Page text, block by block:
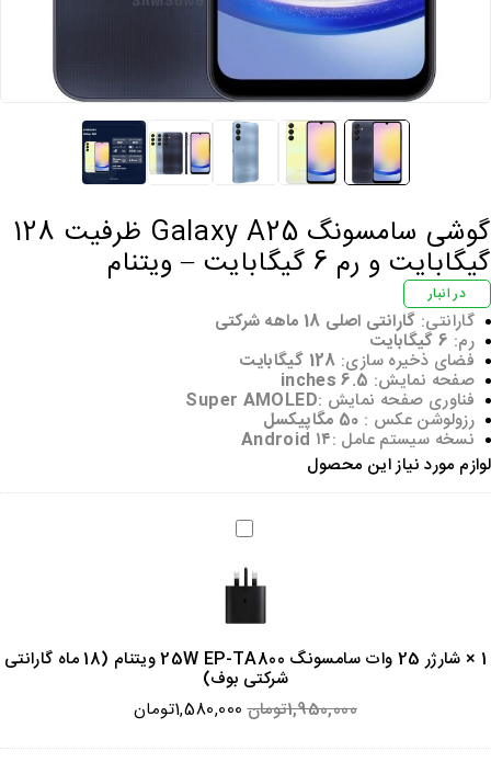
گوشی سامسونگ Galaxy A25 ظرفیت 128
و رم 6 گیگابایت – ویتنام
در انبار
گارانتی: گارانتی اصلی 18 ماهه شرکتی
رم: 6 گیگابایت
فضای ذخیره سازی: 128 گیگابایت
صفحه نمایش: 6.5 inches
فناوری صفحه‌ نمایش : Super AMOLED
رزولوشن عکس : 50 مگاپیکسل
نسخه سیستم عامل : Android ۱۴
مورد نیاز این محصول
شارژر
وات
سامسونگ
25W
EP-
TA800
ویتنام
(18
ماه
گارانتی
شرکتی
× شارژر 25 وات سامسونگ 25W EP-TA800 ویتنام (18 ماه گارانتی
شرکتی بوف)
1,950,000تومان1,580,000تومان